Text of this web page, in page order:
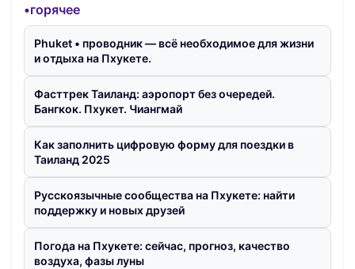
•горячее
Phuket • проводник — всё необходимое для жизни
и отдыха на Пхукете.
Фасттрек Таиланд: аэропорт без очередей.
Бангкок. Пхукет. Чиангмай
Как заполнить цифровую форму для поездки в
Таиланд 2025
Русскоязычные сообщества на Пхукете: найти
поддержку и новых друзей
Погода на Пхукете: сейчас, прогноз, качество
воздуха, фазы луны